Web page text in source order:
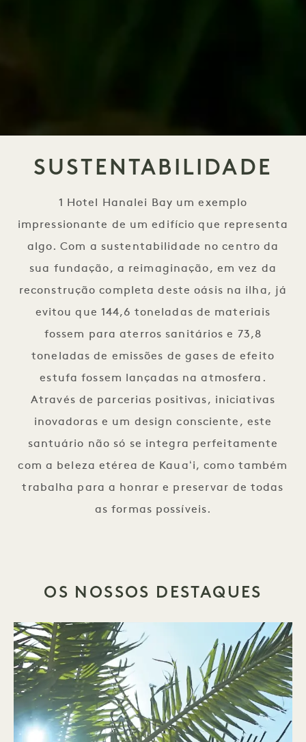
SUSTENTABILIDADE
1 Hotel Hanalei Bay um exemplo
impressionante de um edifício que representa
algo. Com a sustentabilidade no centro da
sua fundação, a reimaginação, em vez da
reconstrução completa deste oásis na ilha, já
evitou que 144,6 toneladas de materiais
fossem para aterros sanitários e 73,8
toneladas de emissões de gases de efeito
estufa fossem lançadas na atmosfera.
Através de parcerias positivas, iniciativas
inovadoras e um design consciente, este
santuário não só se integra perfeitamente
com a beleza etérea de Kauaʻi, como também
trabalha para a honrar e preservar de todas
as formas possíveis.
OS NOSSOS DESTAQUES